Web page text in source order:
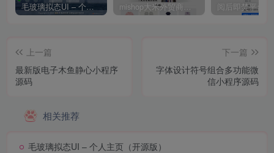
毛玻璃拟态UI – 个人主页（开源版） mishop大米外贸商城系统133种语言版本
上一篇
最新版电子木鱼静心小程序
源码
下一篇
字体设计符号组合多功能微
信小程序源码
相关推荐
毛玻璃拟态UI – 个人主页（开源版）